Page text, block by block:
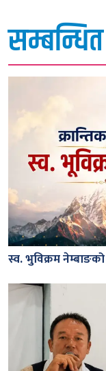
स्व. भुविक्रम